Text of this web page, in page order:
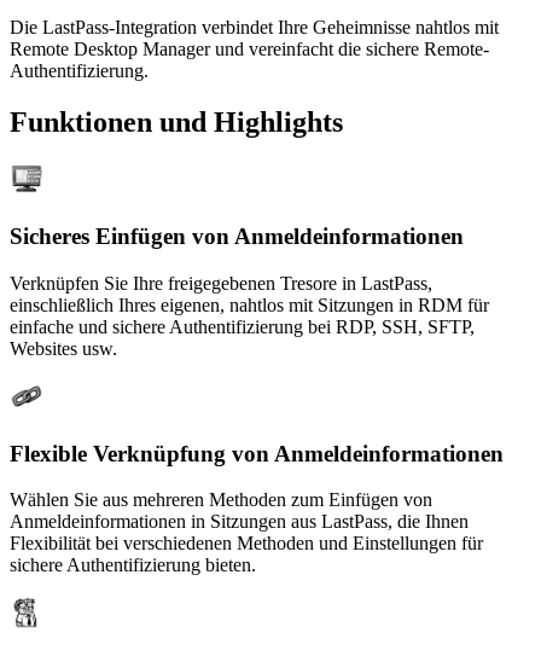
Die LastPass-Integration verbindet Ihre Geheimnisse nahtlos mit
Remote Desktop Manager und vereinfacht die sichere Remote-
Authentifizierung.
Funktionen und Highlights
Sicheres Einfügen von Anmeldeinformationen
Verknüpfen Sie Ihre freigegebenen Tresore in LastPass,
einschließlich Ihres eigenen, nahtlos mit Sitzungen in RDM für
einfache und sichere Authentifizierung bei RDP, SSH, SFTP,
Websites usw.
Flexible Verknüpfung von Anmeldeinformationen
Wählen Sie aus mehreren Methoden zum Einfügen von
Anmeldeinformationen in Sitzungen aus LastPass, die Ihnen
Flexibilität bei verschiedenen Methoden und Einstellungen für
sichere Authentifizierung bieten.